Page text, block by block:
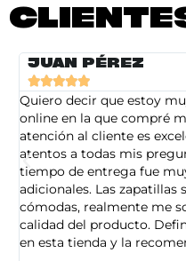
JUAN PÉREZ

Quiero decir que estoy
online en la que compré
atención al cliente es
atentos a todas mis
tiempo de entrega fue
adicionales. Las zapatillas
cómodas, realmente me
calidad del producto.
en esta tienda y la